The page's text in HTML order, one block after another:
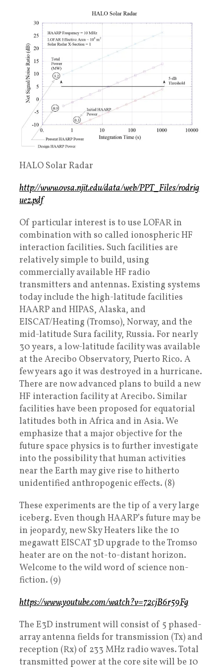
HALO Solar Radar
http://www.ovsa.njit.edu/data/web/PPT_Files/rodrig
uez.pdf
Of particular interest is to use LOFAR in
combination with so called ionospheric HF
interaction facilities. Such facilities are
relatively simple to build, using
commercially available HF radio
transmitters and antennas. Existing systems
today include the high-latitude facilities
HAARP and HIPAS, Alaska, and
EISCAT/Heating (Tromso), Norway, and the
mid-latitude Sura facility, Russia. For nearly
30 years, a low-latitude facility was available
at the Arecibo Observatory, Puerto Rico. A
few years ago it was destroyed in a hurricane.
There are now advanced plans to build a new
HF interaction facility at Arecibo. Similar
facilities have been proposed for equatorial
latitudes both in Africa and in Asia. We
emphasize that a major objective for the
future space physics is to further investigate
into the possibility that human activities
near the Earth may give rise to hitherto
unidentified anthropogenic effects. (8)
These experiments are the tip of a very large
iceberg. Even though HAARP’s future may be
in jeopardy, new Sky Heaters like the 10
megawatt EISCAT 3D upgrade to the Tromso
heater are on the not-to-distant horizon.
Welcome to the wild word of science non-
fiction. (9)
https://www.youtube.com/watch?v=72cjB6r59Fg
The E3D instrument will consist of 5 phased-
array antenna fields for transmission (Tx) and
reception (Rx) of 233 MHz radio waves. Total
transmitted power at the core site will be 10